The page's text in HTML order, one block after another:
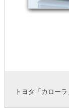
トヨタ「カローラ